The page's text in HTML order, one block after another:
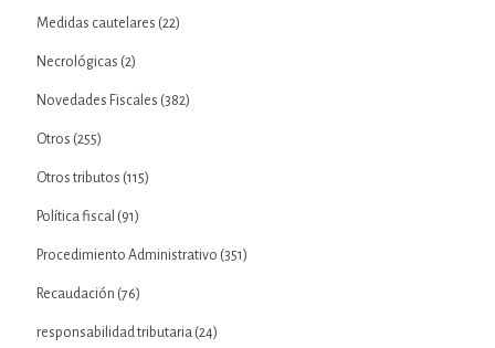
Medidas cautelares (22)
Necrológicas (2)
Novedades Fiscales (382)
Otros (255)
Otros tributos (115)
Política fiscal (91)
Procedimiento Administrativo (351)
Recaudación (76)
responsabilidad tributaria (24)